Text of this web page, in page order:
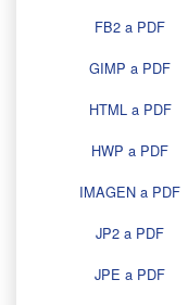
FB2 a PDF
GIMP a PDF
HTML a PDF
HWP a PDF
IMAGEN a PDF
JP2 a PDF
JPE a PDF